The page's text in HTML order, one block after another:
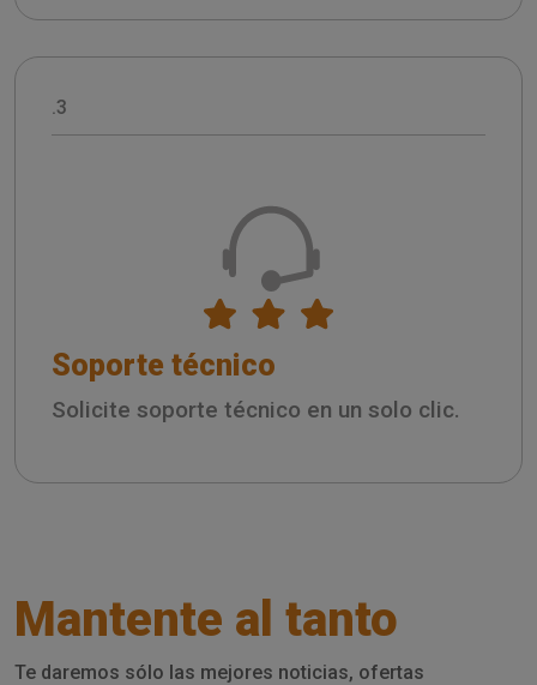
.3
Soporte técnico
Solicite soporte técnico en un solo clic.
Mantente al tanto
Te daremos sólo las mejores noticias, ofertas